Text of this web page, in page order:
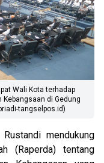
Wali Kota terhadap
Kebangsaan di Gedung
tangselpos.id)
mendukung
(Raperda) tentang